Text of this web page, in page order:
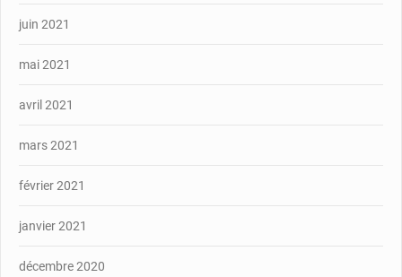
juin 2021
mai 2021
avril 2021
mars 2021
février 2021
janvier 2021
décembre 2020